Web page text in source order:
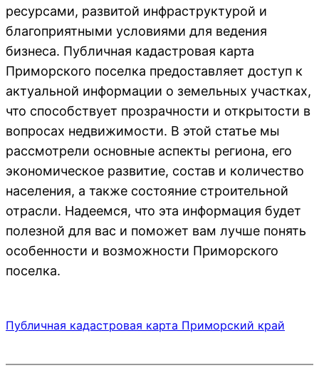
ресурсами, развитой инфраструктурой и
благоприятными условиями для ведения
бизнеса. Публичная кадастровая карта
Приморского поселка предоставляет доступ к
актуальной информации о земельных участках,
что способствует прозрачности и открытости в
вопросах недвижимости. В этой статье мы
рассмотрели основные аспекты региона, его
экономическое развитие, состав и количество
населения, а также состояние строительной
отрасли. Надеемся, что эта информация будет
полезной для вас и поможет вам лучше понять
особенности и возможности Приморского
поселка.
Публичная кадастровая карта Приморский край